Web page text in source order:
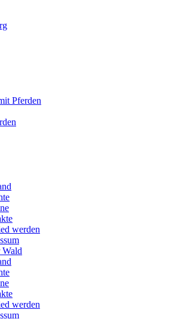
Pferden
werden
Wald
werden